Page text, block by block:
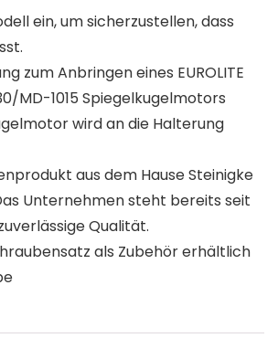
ein, um sicherzustellen, dass
zum Anbringen eines EUROLITE
MD-1015 Spiegelkugelmotors
wird an die Halterung
aus dem Hause Steinigke
Unternehmen steht bereits seit
Qualität.
als Zubehör erhältlich